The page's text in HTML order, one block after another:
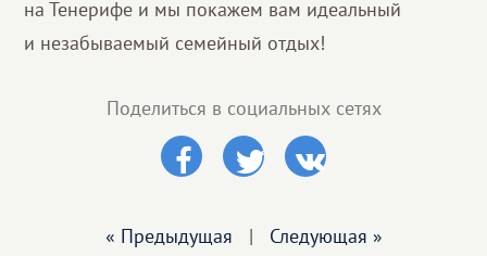
на Тенерифе и мы покажем вам идеальный
и незабываемый семейный отдых!
Поделиться в социальных сетях
« Предыдущая | Следующая »